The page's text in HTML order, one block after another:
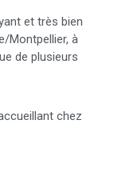
et très bien
Montpellier, à
de plusieurs
chez